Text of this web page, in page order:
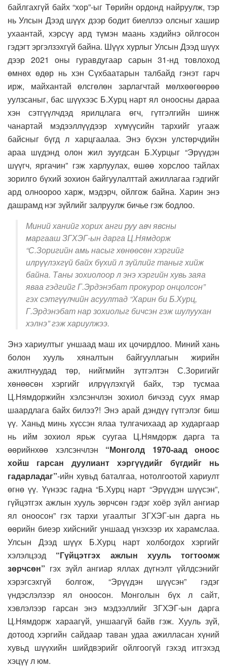
байлгахгүй байх “хор”-ыг Төрийн ордонд найруулж, тэр
нь Улсын Дээд шүүх дээр бодит биеллээ олсныг хашир
ухаантай, хэрсүү ард түмэн маань хэдийнэ ойлгосон
гэдэгт эргэлзэхгүй байна. Шүүх хурлыг Улсын Дээд шүүх
дээр 2021 оны гуравдугаар сарын 31-нд товлоход
өмнөх өдөр нь хэн Сүхбаатарын талбайд гэнэт гарч
ирж, майхантай өлсгөлөн зарлагчтай мөлхөөгөөрөө
уулзсаныг, бас шүүхээс Б.Хурц нарт ял оноосны дараа
хэн сэтгүүлчдэд ярилцлага өгч, гүтгэлгийн шинж
чанартай мэдээллүүдээр хүмүүсийн тархийг угааж
байсныг бүгд л харцгаалаа. Энэ бүхэн улстөрчдийн
араа шүдэнд олон жил зуугдсан Б.Хурцыг “Эрүүдэн
шүүгч, яргачин” гэж харлуулах, өшөө хорслоо тайлах
зорилго бүхий зохион байгуулалттай ажиллагаа гэдгийг
ард олноороо харж, мэдэрч, ойлгож байна. Харин энэ
дашрамд нэг зүйлийг залруулж бичье гэж бодлоо.
Миний ханийг хорих анги руу авч явсны
маргааш ЗГХЭГ-ын дарга Ц.Нямдорж
“С.Зоригийн амь насыг хөнөөсөн хэргийг
илрүүлэхгүй байх бүхий л зүйлийг таныг хийж
байна. Таны зохиолоор л энэ хэргийн хувь заяа
яваа гэдгийг Г.Эрдэнэбат прокурор онцолсон”
гэх сэтгүүлчийн асуултад “Харин би Б.Хурц,
Г.Эрдэнэбат нар зохиолыг бичсэн гэж шулуухан
хэлнэ” гэж хариулжээ.
Энэ хариултыг уншаад маш их цочирдлоо. Миний хань
болон хууль хяналтын байгууллагын жирийн
ажилтнуудад төр, нийгмийн зүтгэлтэн С.Зоригийг
хөнөөсөн хэргийг илрүүлэхгүй байх, тэр тусмаа
Ц.Нямдоржийн хэлсэнчлэн зохиол бичээд суух ямар
шаардлага байх билээ?! Энэ арай дэндүү гүтгэлэг биш
үү. Ханьд минь хүссэн ялаа тулгачихаад ар хударгаар
нь ийм зохиол ярьж суугаа Ц.Нямдорж дарга та
өөрийнхөө хэлсэнчлэн “Монголд 1970-аад оноос
хойш гарсан дуулиант хэргүүдийг бүгдийг нь
гадарладаг”-ийн хувьд баталгаа, нотолгоотой хариулт
өгнө үү. Үүнээс гадна “Б.Хурц нарт “Эрүүдэн шүүсэн”,
гүйцэтгэх ажлын хууль зөрчсөн гэдэг хоёр зүйл ангиар
ял оноосон” гэх тархи угаалтыг ЗГХЭГ-ын дарга нь
өөрийн биеэр хийснийг уншаад үнэхээр их харамслаа.
Улсын Дээд шүүх Б.Хурц нарт холбогдох хэргийг
хэлэлцээд “Гүйцэтгэх ажлын хууль тогтоомж
зөрчсөн” гэх зүйл ангиар яллах дүгнэлт үйлдсэнийг
хэрэгсэхгүй болгож, “Эрүүдэн шүүсэн” гэдэг
үндэслэлээр ял оноосон. Монголын бүх л сайт,
хэвлэлээр гарсан энэ мэдээллийг ЗГХЭГ-ын дарга
Ц.Нямдорж хараагүй, уншаагүй байв гэж. Хууль зүй,
дотоод хэргийн сайдаар таван удаа ажилласан хүний
хувьд шүүхийн шийдвэрийг ойлгоогүй гэхэд итгэхэд
хэцүү л юм.